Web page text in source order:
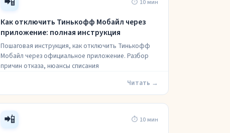
Как отключить Тинькофф Мобайл через
приложение: полная инструкция
Пошаговая инструкция, как отключить Тинькофф
Мобайл через официальное приложение. Разбор
причин отказа, нюансы списания
Читать →
📲 ⏱ 10 мин